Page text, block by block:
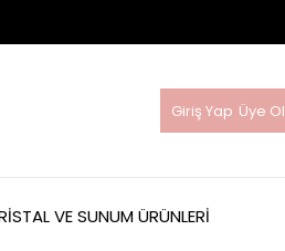
Giriş Yap Üye Ol
VE SUNUM ÜRÜNLERİ